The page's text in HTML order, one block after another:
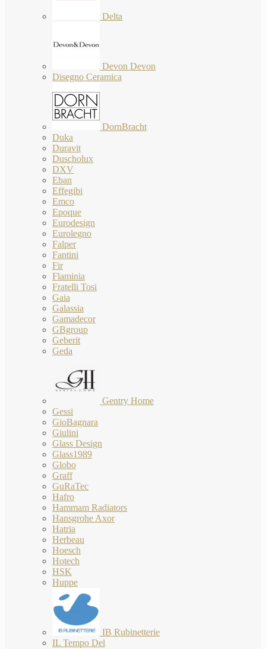
Delta
Devon Devon
Disegno Ceramica
DornBracht
Duka
Duravit
Duscholux
DXV
Eban
Effegibi
Emco
Epoque
Eurodesign
Eurolegno
Falper
Fantini
Fir
Flaminia
Fratelli Tosi
Gaia
Galassia
Gamadecor
GBgroup
Geberit
Geda
Gentry Home
Gessi
GioBagnara
Giulini
Glass Design
Glass1989
Globo
Graff
GuRaTec
Hafro
Hammam Radiators
Hansgrohe Axor
Hatria
Herbeau
Hoesch
Hotech
HSK
Huppe
IB Rubinetterie
IL Tempo Del